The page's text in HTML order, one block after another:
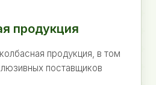
продукция
продукция, в том
поставщиков